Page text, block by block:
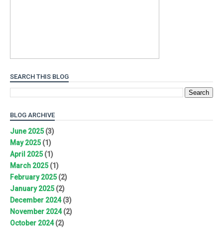
SEARCH THIS BLOG
BLOG ARCHIVE
June 2025(3)
May 2025(1)
April 2025(1)
March 2025(1)
February 2025(2)
January 2025(2)
December 2024(3)
November 2024(2)
October 2024(2)